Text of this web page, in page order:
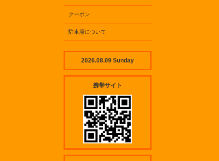
クーポン
駐車場について
2026.08.09 Sunday
携帯サイト